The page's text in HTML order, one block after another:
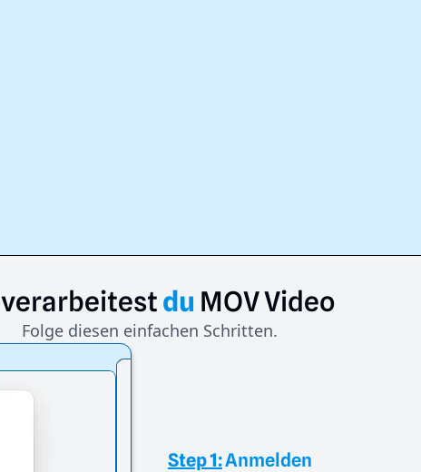
verarbeitestdu MOVVideo
Folge diesen einfachen Schritten.
Step 1:Anmelden